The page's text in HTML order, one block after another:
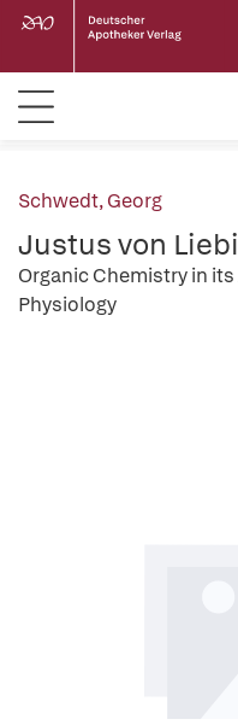
Schwedt, Georg
Justus von
Organic Chemistry in
Physiology